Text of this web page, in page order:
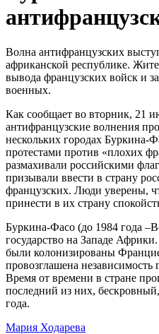
Волна антифранцузских
африканской республике.
вывода французских войск и
военных.
Как сообщает во вторник, 21
антифранцузские волнения
нескольких городах
протестами против «плохих
размахивали российскими
призывали ввести в страну
французских. Люди уверены,
принести в их страну
Буркина-Фасо (до 1984 года
государство на Западе
были колонизированы
провозглашена независимость
Время от времени в стране
последний из них,
года.
Мария Ходарева